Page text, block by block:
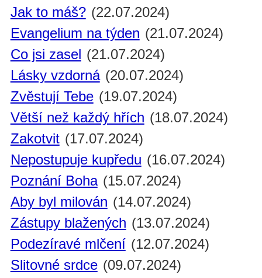
Jak to máš? (22.07.2024)
Evangelium na týden (21.07.2024)
Co jsi zasel (21.07.2024)
Lásky vzdorná (20.07.2024)
Zvěstují Tebe (19.07.2024)
Větší než každý hřích (18.07.2024)
Zakotvit (17.07.2024)
Nepostupuje kupředu (16.07.2024)
Poznání Boha (15.07.2024)
Aby byl milován (14.07.2024)
Zástupy blažených (13.07.2024)
Podezíravé mlčení (12.07.2024)
Slitovné srdce (09.07.2024)